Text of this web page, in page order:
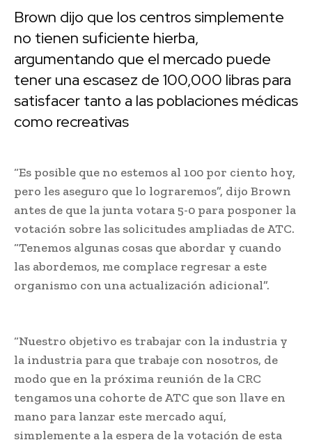
Brown dijo que los centros simplemente
no tienen suficiente hierba,
argumentando que el mercado puede
tener una escasez de 100,000 libras para
satisfacer tanto a las poblaciones médicas
como recreativas
“Es posible que no estemos al 100 por ciento hoy,
pero les aseguro que lo lograremos”, dijo Brown
antes de que la junta votara 5-0 para posponer la
votación sobre las solicitudes ampliadas de ATC.
“Tenemos algunas cosas que abordar y cuando
las abordemos, me complace regresar a este
organismo con una actualización adicional”.
“Nuestro objetivo es trabajar con la industria y
la industria para que trabaje con nosotros, de
modo que en la próxima reunión de la CRC
tengamos una cohorte de ATC que son llave en
mano para lanzar este mercado aquí,
simplemente a la espera de la votación de esta